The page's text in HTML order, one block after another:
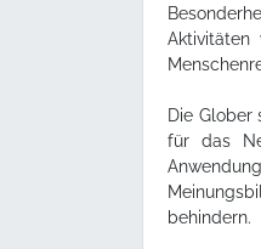
Aktivitäten
Die Glober
für das
behindern.